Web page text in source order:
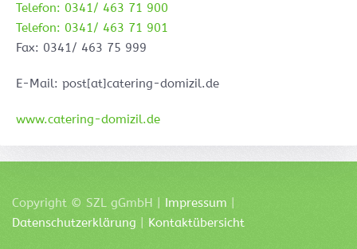
Telefon: 0341/ 463 71 900
Telefon: 0341/ 463 71 901
Fax: 0341/ 463 75 999
E-Mail: post[at]catering-domizil.de
www.catering-domizil.de
Copyright © SZL gGmbH | Impressum
Datenschutzerklärung
Kontaktübersicht